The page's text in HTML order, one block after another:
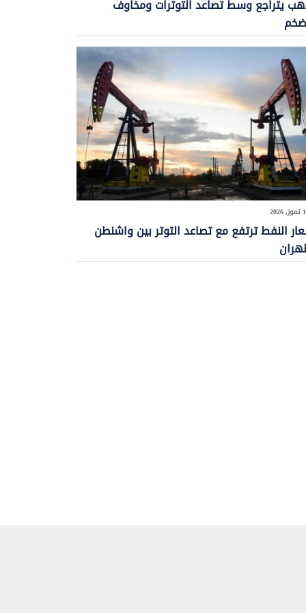
يتراجع وسط تصاعد التوترات ومخاوف
النفط ترتفع مع تصاعد التوتر بين واشنطن